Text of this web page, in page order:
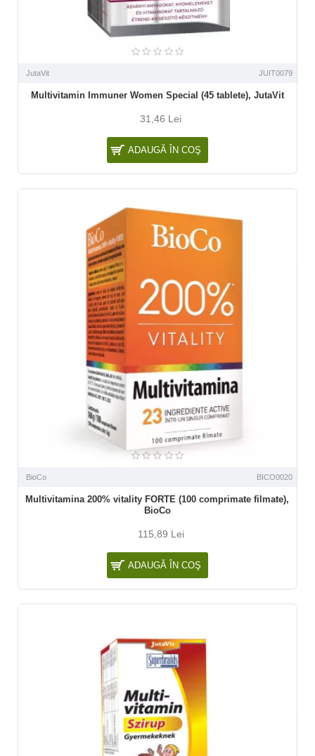
JutaVit JUIT0079
Multivitamin Immuner Women Special (45 tablete), JutaVit
31,46 Lei
ADAUGĂ ÎN COŞ
BioCo BICO0020
Multivitamina 200% vitality FORTE (100 comprimate filmate),
BioCo
115,89 Lei
ADAUGĂ ÎN COŞ